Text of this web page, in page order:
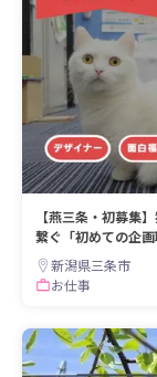
【燕三条・初募集
繋ぐ「初めての企画
新潟県三条市
お仕事